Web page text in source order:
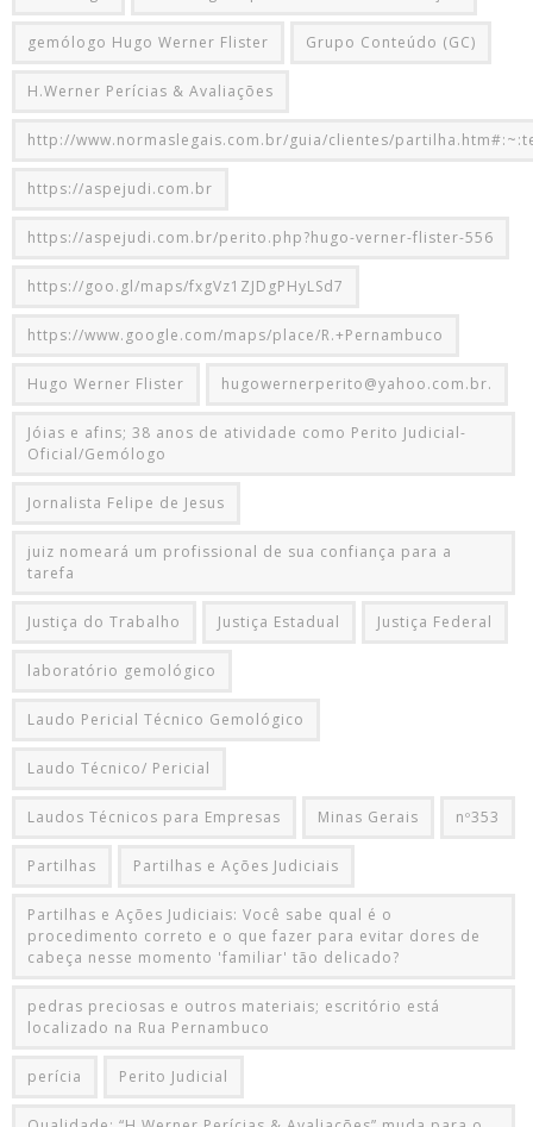
gemólogo Hugo Werner Flister Grupo Conteúdo (GC)
H.Werner Perícias & Avaliações
http://www.normaslegais.com.br/guia/clientes/
https://aspejudi.com.br
https://aspejudi.com.br/perito.php?hugo-verner-flister-556
https://goo.gl/maps/fxgVz1ZJDgPHyLSd7
https://www.google.com/maps/place/R.+Pernambuco
Hugo Werner Flister hugowernerperito@yahoo.com.br.
Jóias e afins; 38 anos de atividade como Perito Judicial-
Oficial/Gemólogo
Jornalista Felipe de Jesus
juiz nomeará um profissional de sua confiança para a
tarefa
Justiça do Trabalho Justiça Estadual Justiça Federal
laboratório gemológico
Laudo Pericial Técnico Gemológico
Laudo Técnico/ Pericial
Laudos Técnicos para Empresas Minas Gerais nº353
Partilhas Partilhas e Ações Judiciais
Partilhas e Ações Judiciais: Você sabe qual é o
procedimento correto e o que fazer para evitar dores de
cabeça nesse momento 'familiar' tão delicado?
pedras preciosas e outros materiais; escritório está
localizado na Rua Pernambuco
perícia Perito Judicial